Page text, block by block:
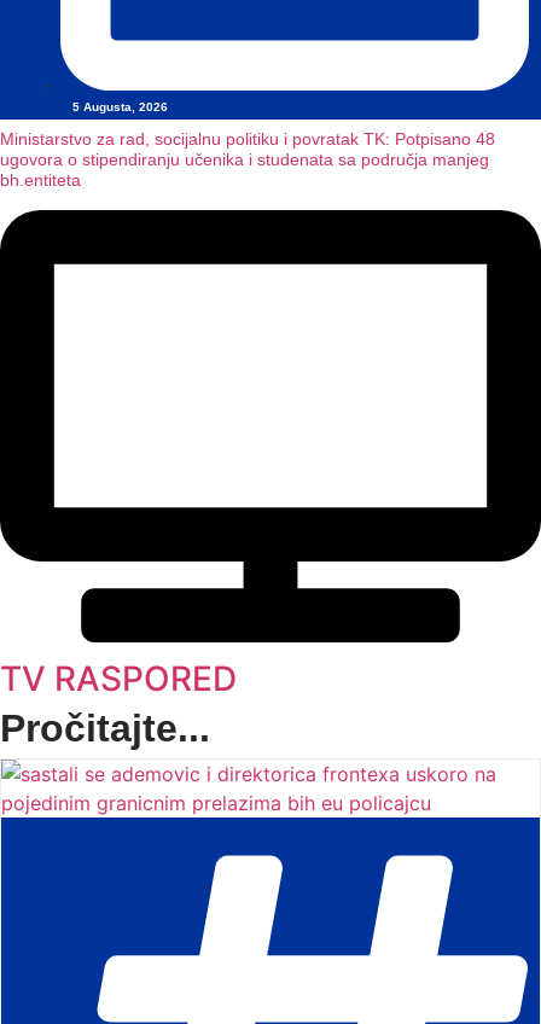
5 Augusta, 2026
Ministarstvo za rad, socijalnu politiku i povratak TK: Potpisano 48
ugovora o stipendiranju učenika i studenata sa područja manjeg
bh.entiteta
TV RASPORED
Pročitajte...